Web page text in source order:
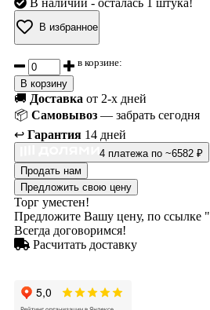
В избранное
в корзине:
В корзину
🚚 Доставка от 2-х дней
📦 Самовывоз — забрать сегодня
↩️ Гарантия 14 дней
4 платежа по ~6582 ₽
Продать нам
Предложить свою цену
Торг уместен!
Предложите Вашу цену, по ссылке
Всегда договоримся!
Расчитать доставку